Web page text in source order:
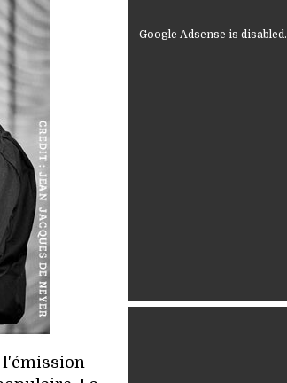
l'émission
Google Adsense is disabled.